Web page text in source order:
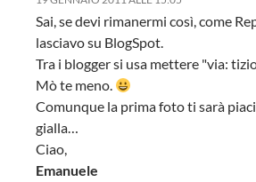
Sai, se devi rimanermi così, come
lasciavo su BlogSpot.
Tra i blogger si usa mettere "via:
Mò te meno.
Comunque la prima foto ti sarà
gialla…
Ciao,
Emanuele